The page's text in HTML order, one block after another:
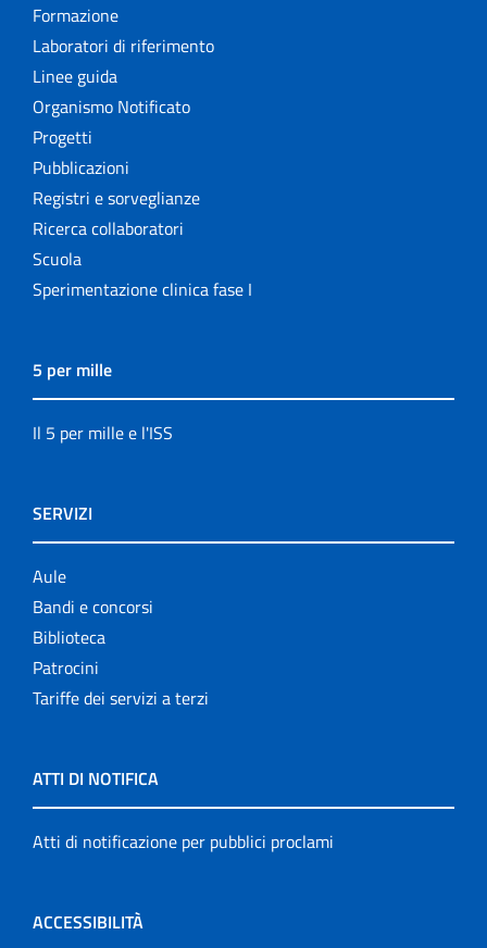
Formazione
Laboratori di riferimento
Linee guida
Organismo Notificato
Progetti
Pubblicazioni
Registri e sorveglianze
Ricerca collaboratori
Scuola
Sperimentazione clinica fase I
5 per mille
Il 5 per mille e l'ISS
SERVIZI
Aule
Bandi e concorsi
Biblioteca
Patrocini
Tariffe dei servizi a terzi
ATTI DI NOTIFICA
Atti di notificazione per pubblici proclami
ACCESSIBILITÀ